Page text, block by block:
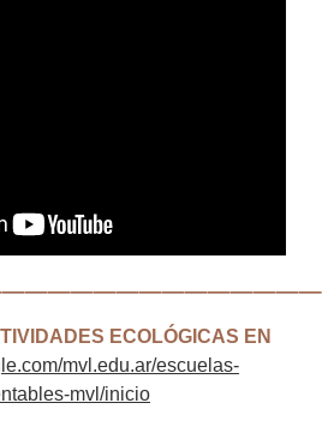
ECOLÓGICAS EN
mvl.edu.ar/escuelas-
mvl/inicio